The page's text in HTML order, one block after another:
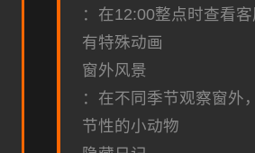
：在12:00整点时查看客
有特殊动画
窗外风景
：在不同季节观察窗外
节性的小动物